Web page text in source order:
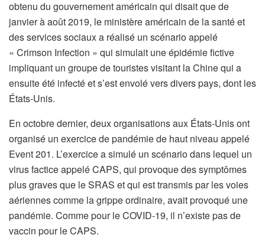
obtenu du gouvernement américain qui disait que de
janvier à août 2019, le ministère américain de la santé et
des services sociaux a réalisé un scénario appelé
« Crimson Infection » qui simulait une épidémie fictive
impliquant un groupe de touristes visitant la Chine qui a
ensuite été infecté et s’est envolé vers divers pays, dont les
États-Unis.
En octobre dernier, deux organisations aux États-Unis ont
organisé un exercice de pandémie de haut niveau appelé
Event 201. L’exercice a simulé un scénario dans lequel un
virus factice appelé CAPS, qui provoque des symptômes
plus graves que le SRAS et qui est transmis par les voies
aériennes comme la grippe ordinaire, avait provoqué une
pandémie. Comme pour le COVID-19, il n’existe pas de
vaccin pour le CAPS.